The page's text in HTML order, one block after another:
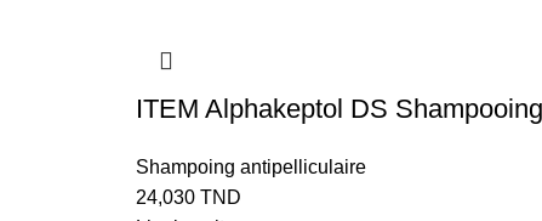
ITEM Alphakeptol DS
Shampoing antipelliculaire
24,030 TND